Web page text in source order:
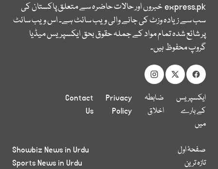
express.pkخبروں اور حالات حاضرہ سے متعلق پاکستان کی
سب سے زیادہ وزٹ کی جانے والی ویب سائٹ ہے۔ اس ویب سائٹ
پر شائع شدہ تمام مواد کے جملہ حقوق بحق ایکسپریس میڈیا
گروپ محفوظ ہیں۔
ایکسپریس
کے بارے
میں
ضابطہ
اخلاق
Privacy
Policy
Contact
Us
صفحۂ اول
تازہ ترین
Showbiz News in Urdu
Sports News in Urdu